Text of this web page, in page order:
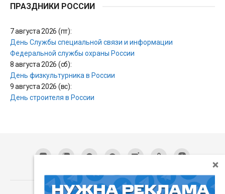
ПРАЗДНИКИ РОССИИ
7 августа 2026 (пт):
День Службы специальной связи и информации
Федеральной службы охраны России
8 августа 2026 (сб):
День физкультурника в России
9 августа 2026 (вс):
День строителя в России